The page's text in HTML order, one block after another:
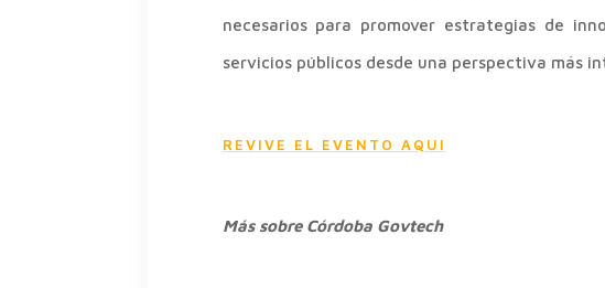
necesarios para promover estrategias de
servicios públicos desde una perspectiva más
REVIVE EL EVENTO AQUI
Más sobre Córdoba Govtech